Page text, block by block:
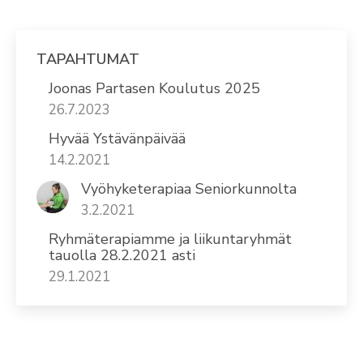
TAPAHTUMAT
Joonas Partasen Koulutus 2025
26.7.2023
Hyvää Ystävänpäivää
14.2.2021
Vyöhyketerapiaa Seniorkunnolta
3.2.2021
Ryhmäterapiamme ja liikuntaryhmät
tauolla 28.2.2021 asti
29.1.2021